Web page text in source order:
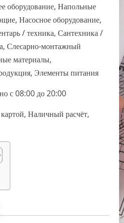
оборудование, Напольные
Насосное оборудование,
/ техника, Сантехника /
Слесарно-монтажный
материалы,
Элементы питания
с 08:00 до 20:00
Наличный расчёт,